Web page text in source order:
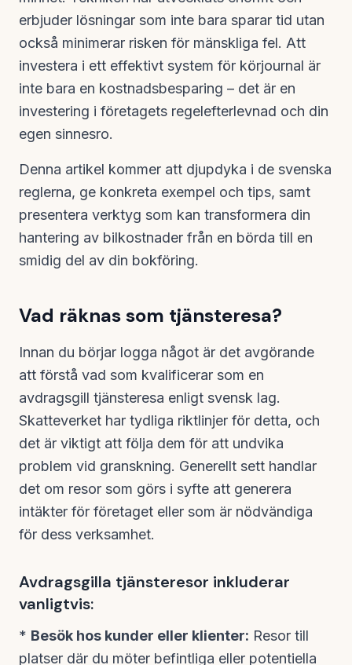
erbjuder lösningar som inte bara sparar tid utan
också minimerar risken för mänskliga fel. Att
investera i ett effektivt system för körjournal är
inte bara en kostnadsbesparing – det är en
investering i företagets regelefterlevnad och din
egen sinnesro.
Denna artikel kommer att djupdyka i de svenska
reglerna, ge konkreta exempel och tips, samt
presentera verktyg som kan transformera din
hantering av bilkostnader från en börda till en
smidig del av din bokföring.
Vad räknas som tjänsteresa?
Innan du börjar logga något är det avgörande
att förstå vad som kvalificerar som en
avdragsgill tjänsteresa enligt svensk lag.
Skatteverket har tydliga riktlinjer för detta, och
det är viktigt att följa dem för att undvika
problem vid granskning. Generellt sett handlar
det om resor som görs i syfte att generera
intäkter för företaget eller som är nödvändiga
för dess verksamhet.
Avdragsgilla tjänsteresor inkluderar
vanligtvis:
* Besök hos kunder eller klienter: Resor till
platser där du möter befintliga eller potentiella